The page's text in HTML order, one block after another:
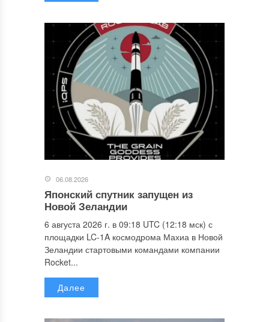
06.08.2026
Японский спутник запущен из
Новой Зеландии
6 августа 2026 г. в 09:18 UTC (12:18 мск) с
площадки LC-1A космодрома Махиа в Новой
Зеландии стартовыми командами компании
Rocket...
Далее